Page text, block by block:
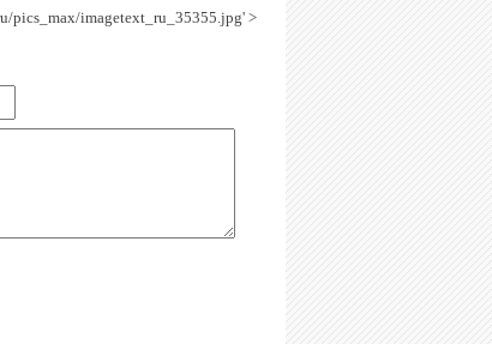
pics_max/imagetext_ru_35355.jpg' >